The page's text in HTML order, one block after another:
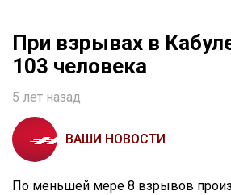
При взрывах в
103 человека
5 лет назад
ВАШИ НОВОСТИ
По меньшей мере 8 взрывов